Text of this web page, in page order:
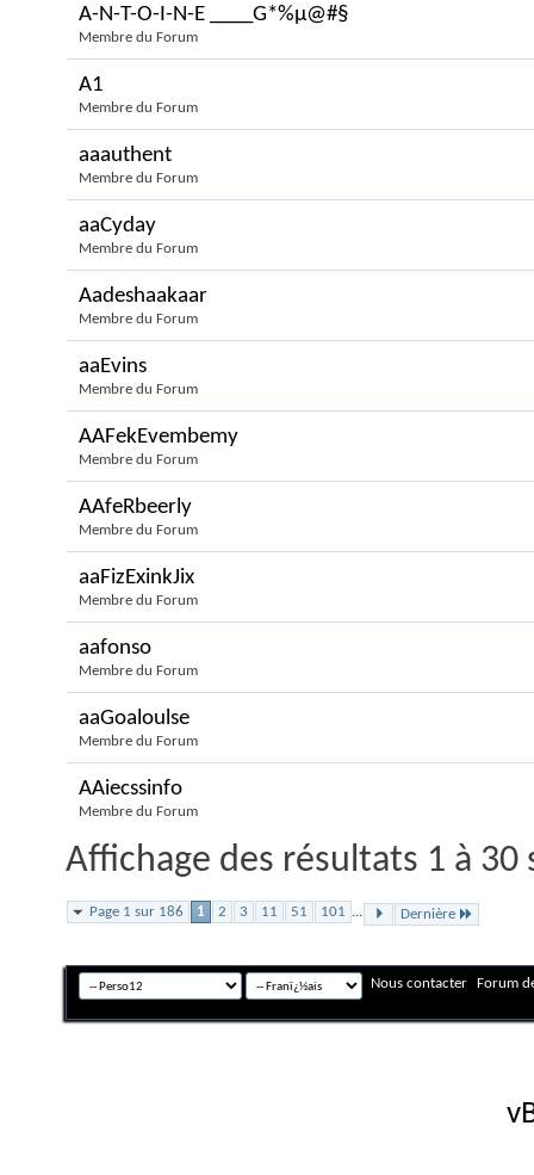
A-N-T-O-I-N-E ____G*%µ@#§
Membre du Forum
A1
Membre du Forum
aaauthent
Membre du Forum
aaCyday
Membre du Forum
Aadeshaakaar
Membre du Forum
aaEvins
Membre du Forum
AAFekEvembemy
Membre du Forum
AAfeRbeerly
Membre du Forum
aaFizExinkJix
Membre du Forum
aafonso
Membre du Forum
aaGoaloulse
Membre du Forum
AAiecssinfo
Membre du Forum
Affichage des résultats 1 à 30
Page 1 sur 186 1 2 3 11 51 101 ... Dernière
Nous contacter Forum